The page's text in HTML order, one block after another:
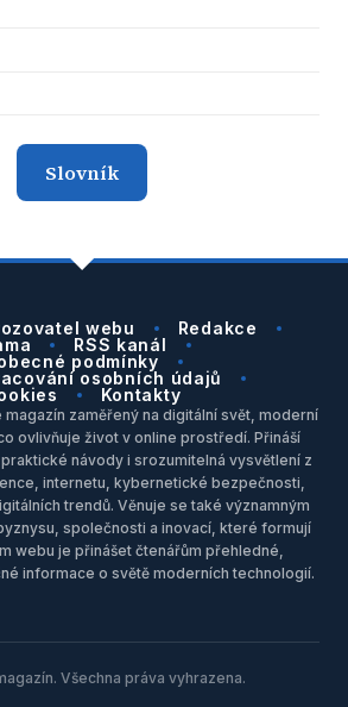
Slovník
webu
Redakce
RSS kanál
podmínky
osobních údajů
Kontakty
magazín zaměřený na digitální svět, moderní
ovlivňuje život v online prostředí. Přináší
návody i srozumitelná vysvětlení z
internetu, kybernetické bezpečnosti,
trendů. Věnuje se také významným
společnosti a inovací, které formují
webu je přinášet čtenářům přehledné,
informace o světě moderních technologií.
Všechna práva vyhrazena.